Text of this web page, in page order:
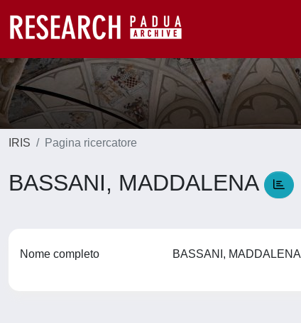
IRIS Pagina ricercatore
BASSANI, MADDALENA
Nome completo BASSANI, MADDALENA